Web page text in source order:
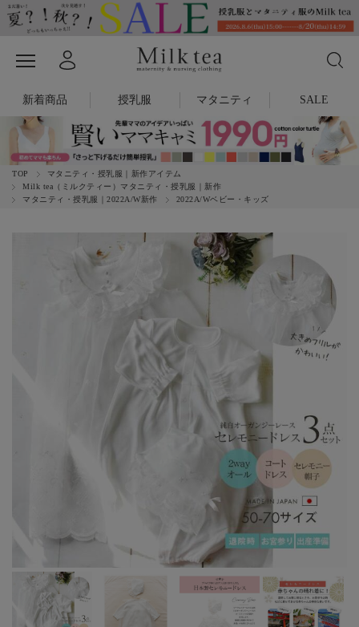
新着商品 授乳服 マタニティ SALE
TOP
マタニティ・授乳服｜新作アイテム
Milk tea（ミルクティー）マタニティ・授乳服｜新作
マタニティ・授乳服｜2022A/W新作
2022A/Wベビー・キッズ